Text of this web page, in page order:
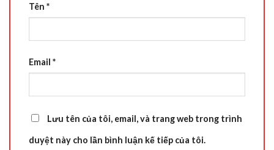
Tên *
Email *
Lưu tên của tôi, email, và trang web trong trình
duyệt này cho lần bình luận kế tiếp của tôi.